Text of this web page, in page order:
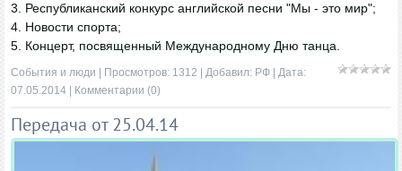
3. Республиканский конкурс английской песни "Мы - это мир";
4. Новости спорта;
5. Концерт, посвященный Международному Дню танца.
События и люди | Просмотров: 1312 | Добавил: РФ | Дата:
07.05.2014
Комментарии (0)
Передача от 25.04.14